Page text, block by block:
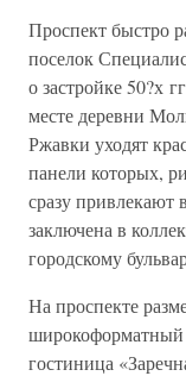
Проспект быстро
поселок
о застройке 50?х
месте деревни
Ржавки уходят
панели которых,
сразу привлекают
заключена в
городскому
На проспекте
широкоформатный
гостиница